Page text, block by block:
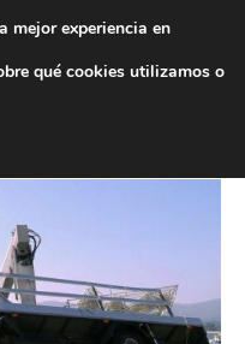
mejor experiencia en
qué cookies utilizamos o